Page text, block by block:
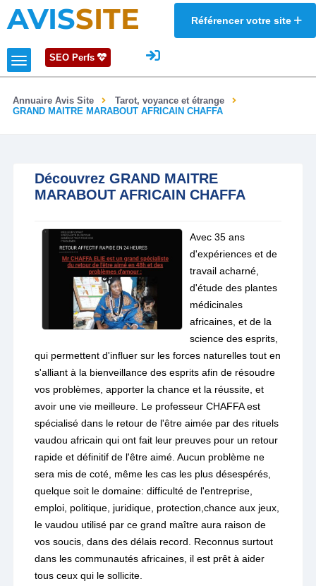
AVISSITE Référencer votre site
SEO Perfs
Annuaire Avis Site
Tarot, voyance et étrange
GRAND MAITRE MARABOUT AFRICAIN CHAFFA
Découvrez GRAND MAITRE
MARABOUT AFRICAIN CHAFFA
Avec 35 ans
d'expériences et de
travail acharné,
d'étude des plantes
médicinales
africaines, et de la
science des esprits,
qui permettent d'influer sur les forces naturelles tout en
s'alliant à la bienveillance des esprits afin de résoudre
vos problèmes, apporter la chance et la réussite, et
avoir une vie meilleure. Le professeur CHAFFA est
spécialisé dans le retour de l'être aimée par des rituels
vaudou africain qui ont fait leur preuves pour un retour
rapide et définitif de l'être aimé. Aucun problème ne
sera mis de coté, même les cas les plus désespérés,
quelque soit le domaine: difficulté de l'entreprise,
emploi, politique, juridique, protection,chance aux jeux,
le vaudou utilisé par ce grand maître aura raison de
vos soucis, dans des délais record. Reconnus surtout
dans les communautés africaines, il est prêt à aider
tous ceux qui le sollicite.